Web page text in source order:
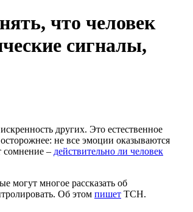
что человек
сигналы,
не все эмоции оказываются
сомнение – действительно ли человек
могут многое рассказать об
Об этом пишет ТСН.